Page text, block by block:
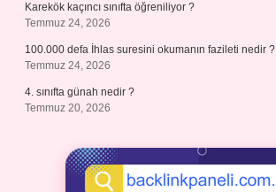
Karekök kaçıncı sınıfta öğreniliyor ?
Temmuz 24, 2026
100.000 defa İhlas suresini okumanın fazileti nedir ?
Temmuz 24, 2026
4. sınıfta günah nedir ?
Temmuz 20, 2026